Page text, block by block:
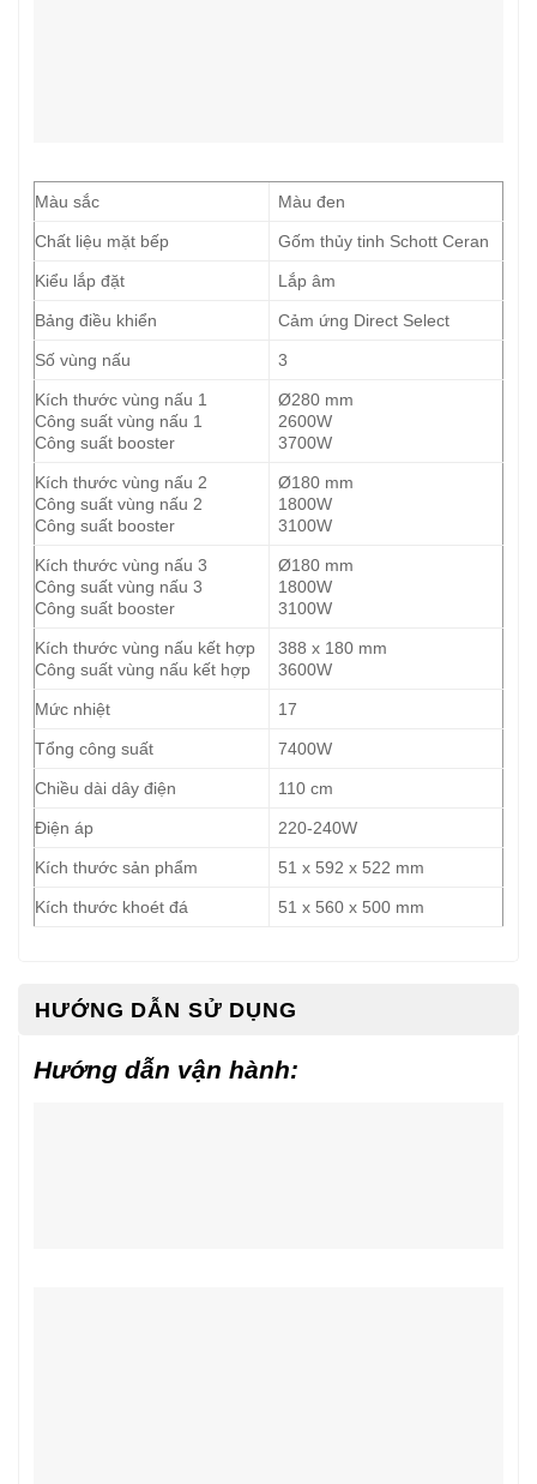
Màu sắc Màu đen
Chất liệu mặt bếp Gốm thủy tinh Schott Ceran
Kiểu lắp đặt Lắp âm
Bảng điều khiển Cảm ứng Direct Select
Số vùng nấu 3
Kích thước vùng nấu 1
Công suất vùng nấu 1
Công suất booster
Ø280 mm
2600W
3700W
Kích thước vùng nấu 2
Công suất vùng nấu 2
Công suất booster
Ø180 mm
1800W
3100W
Kích thước vùng nấu 3
Công suất vùng nấu 3
Công suất booster
Ø180 mm
1800W
3100W
Kích thước vùng nấu kết hợp
Công suất vùng nấu kết hợp
388 x 180 mm
3600W
Mức nhiệt 17
Tổng công suất 7400W
Chiều dài dây điện 110 cm
Điện áp 220-240W
Kích thước sản phẩm 51 x 592 x 522 mm
Kích thước khoét đá 51 x 560 x 500 mm
HƯỚNG DẪN SỬ DỤNG
Hướng dẫn vận hành: